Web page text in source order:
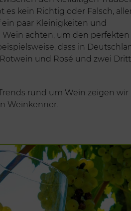
es kein Richtig oder Falsch,
paar Kleinigkeiten und
achten, um den
dass in
und Rosé und zwei
rund um Wein zeigen wir
Weinkenner.